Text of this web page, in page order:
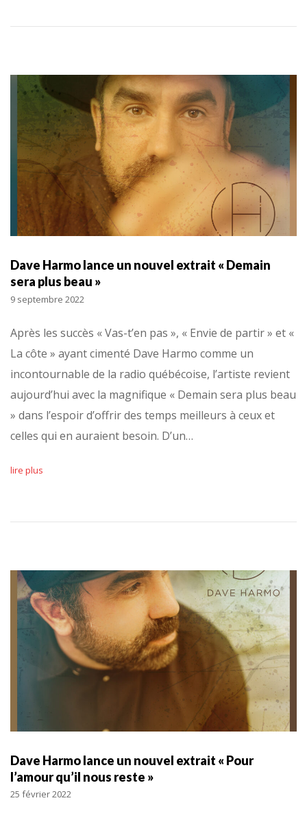
Dave Harmo lance un nouvel extrait « Demain
sera plus beau »
9 septembre 2022
Après les succès « Vas-t’en pas », « Envie de partir » et «
La côte » ayant cimenté Dave Harmo comme un
incontournable de la radio québécoise, l’artiste revient
aujourd’hui avec la magnifique « Demain sera plus beau
» dans l’espoir d’offrir des temps meilleurs à ceux et
celles qui en auraient besoin. D’un…
lire plus
Dave Harmo lance un nouvel extrait « Pour
l’amour qu’il nous reste »
25 février 2022